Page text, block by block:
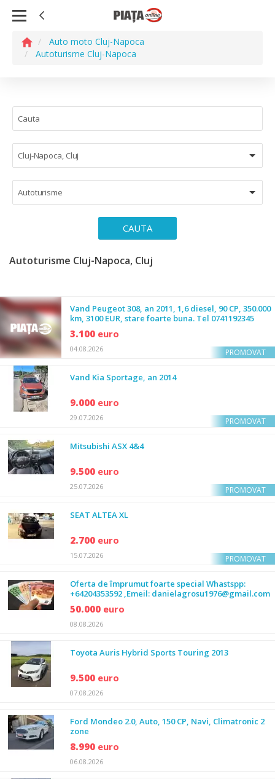
Auto moto Cluj-Napoca
Autoturisme Cluj-Napoca
Cluj-Napoca, Cluj
Autoturisme
CAUTA
Autoturisme Cluj-Napoca, Cluj
Vand Peugeot 308, an 2011, 1,6 diesel, 90 CP, 350.000
km, 3100 EUR, stare foarte buna. Tel 0741192345
3.100 euro
04.08.2026 PROMOVAT
Vand Kia Sportage, an 2014
9.000 euro
29.07.2026 PROMOVAT
Mitsubishi ASX 4&4
9.500 euro
25.07.2026 PROMOVAT
SEAT ALTEA XL
2.700 euro
15.07.2026 PROMOVAT
Oferta de împrumut foarte special Whastspp:
+64204353592 ,Emeil: danielagrosu1976@gmail.com
50.000 euro
08.08.2026
Toyota Auris Hybrid Sports Touring 2013
9.500 euro
07.08.2026
Ford Mondeo 2.0, Auto, 150 CP, Navi, Climatronic 2
zone
8.990 euro
06.08.2026